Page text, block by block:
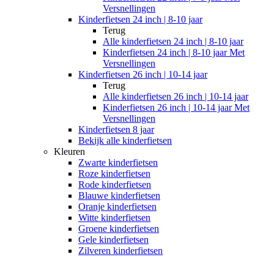
Versnellingen
Kinderfietsen 24 inch | 8-10 jaar
Terug
Alle kinderfietsen 24 inch | 8-10 jaar
Kinderfietsen 24 inch | 8-10 jaar Met
Versnellingen
Kinderfietsen 26 inch | 10-14 jaar
Terug
Alle kinderfietsen 26 inch | 10-14 jaar
Kinderfietsen 26 inch | 10-14 jaar Met
Versnellingen
Kinderfietsen 8 jaar
Bekijk alle kinderfietsen
Kleuren
Zwarte kinderfietsen
Roze kinderfietsen
Rode kinderfietsen
Blauwe kinderfietsen
Oranje kinderfietsen
Witte kinderfietsen
Groene kinderfietsen
Gele kinderfietsen
Zilveren kinderfietsen